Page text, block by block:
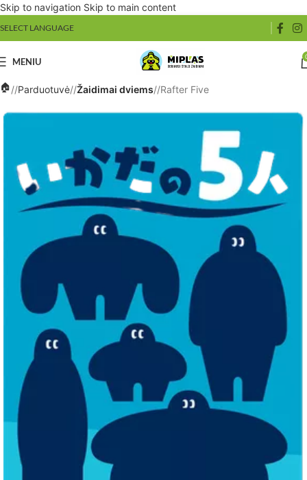
Skip to navigation Skip to main content
SELECT LANGUAGE
MENIU
/ Parduotuvė/ Žaidimai dviems/ Rafter Five